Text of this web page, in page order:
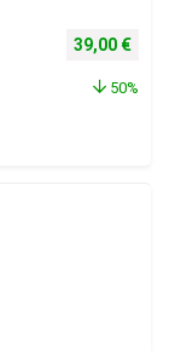
Izvorna
39,00 €
50%